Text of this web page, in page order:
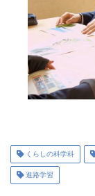
くらしの科学科
進路学習